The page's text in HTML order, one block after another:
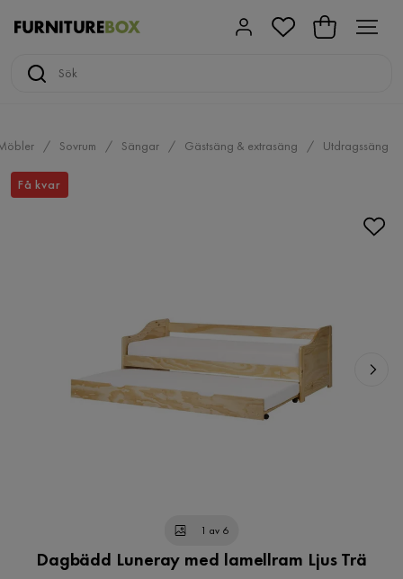
Sovrum Sängar Gästsäng & extrasäng Utdragssäng
Få kvar
1 av 6
Dagbädd Luneray med lamellram Ljus Trä